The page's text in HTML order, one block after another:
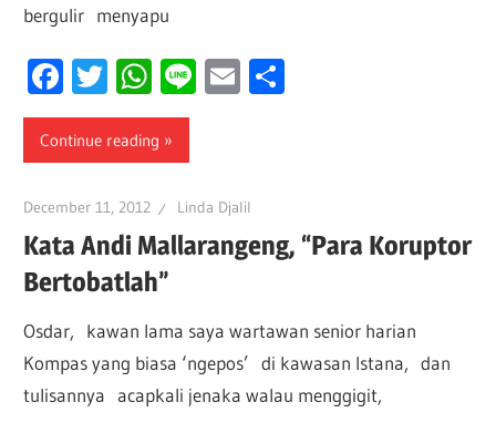
bergulir menyapu
Facebook
Twitter
WhatsApp
LineEmail
Continue reading
December 11, 2012 Linda Djalil
Kata Andi Mallarangeng, “Para Koruptor
Bertobatlah”
Osdar, kawan lama saya wartawan senior harian
Kompas yang biasa ‘ngepos’ di kawasan Istana, dan
tulisannya acapkali jenaka walau menggigit,